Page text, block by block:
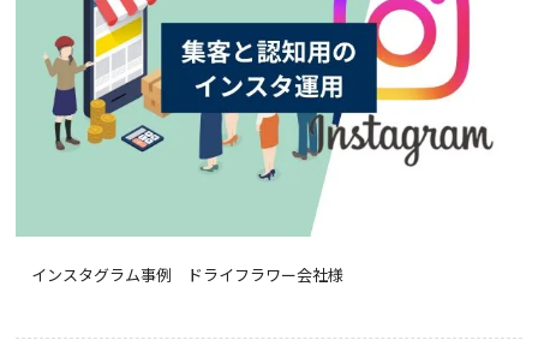
インスタグラム事例 ドライフラワー会社様